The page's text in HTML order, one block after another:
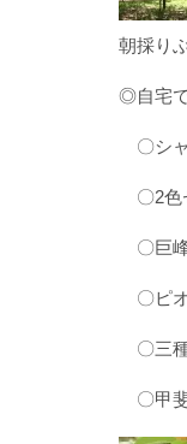
朝採り
◎自宅
〇シ
〇2色
〇巨
〇ピ
〇三
〇甲